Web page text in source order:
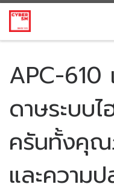
Skip to content
APC-610
ดาษระบบ
ครันทั้งคุณ
และความ